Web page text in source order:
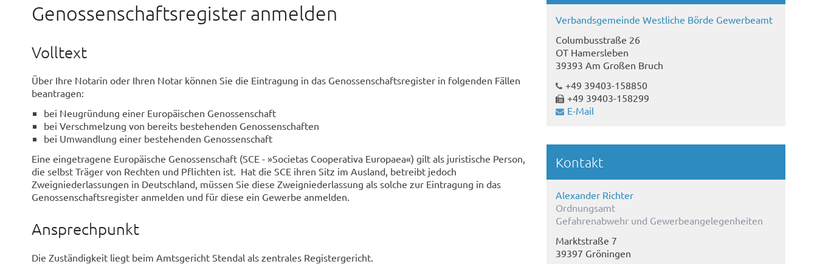
Genossenschaftsregister anmelden
Volltext
Über Ihre Notarin oder Ihren Notar können Sie die Eintragung in das Genossenschaftsregister in folgenden Fällen
beantragen:
bei Neugründung einer Europäischen Genossenschaft
bei Verschmelzung von bereits bestehenden Genossenschaften
bei Umwandlung einer bestehenden Genossenschaft
Eine eingetragene Europäische Genossenschaft (SCE - »Societas Cooperativa Europaea«) gilt als juristische Person,
die selbst Träger von Rechten und Pflichten ist. Hat die SCE ihren Sitz im Ausland, betreibt jedoch
Zweigniederlassungen in Deutschland, müssen Sie diese Zweigniederlassung als solche zur Eintragung in das
Genossenschaftsregister anmelden und für diese ein Gewerbe anmelden.
Ansprechpunkt
Die Zuständigkeit liegt beim Amtsgericht Stendal als zentrales Registergericht.
Verbandsgemeinde Westliche Börde Gewerbeamt
Columbusstraße 26
OT Hamersleben
39393 Am Großen Bruch
+49 39403-158850
+49 39403-158299
E-Mail
Kontakt
Alexander Richter
Ordnungsamt
Gefahrenabwehr und Gewerbeangelegenheiten
Marktstraße 7
39397 Gröningen